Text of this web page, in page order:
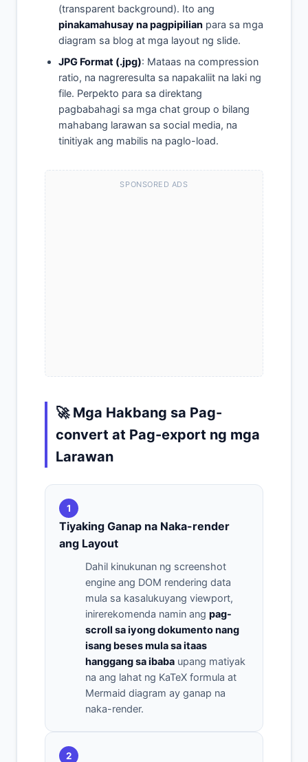
(transparent background). Ito ang
pinakamahusay na pagpipilian para sa mga
diagram sa blog at mga layout ng slide.
JPG Format (.jpg): Mataas na compression
ratio, na nagreresulta sa napakaliit na laki ng
file. Perpekto para sa direktang
pagbabahagi sa mga chat group o bilang
mahabang larawan sa social media, na
tinitiyak ang mabilis na paglo-load.
SPONSORED ADS
🚀 Mga Hakbang sa Pag-
convert at Pag-export ng mga
Larawan
1
Tiyaking Ganap na Naka-render
ang Layout
Dahil kinukunan ng screenshot
engine ang DOM rendering data
mula sa kasalukuyang viewport,
inirerekomenda namin ang pag-
scroll sa iyong dokumento nang
isang beses mula sa itaas
hanggang sa ibaba upang matiyak
na ang lahat ng KaTeX formula at
Mermaid diagram ay ganap na
naka-render.
2